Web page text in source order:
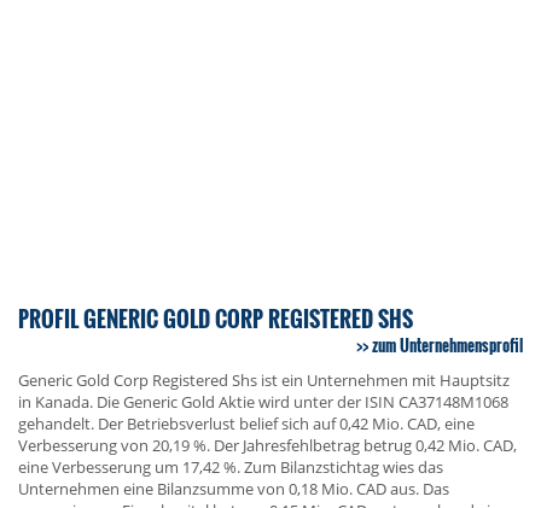
PROFIL GENERIC GOLD CORP REGISTERED SHS
zum Unternehmensprofil
Generic Gold Corp Registered Shs ist ein Unternehmen mit Hauptsitz
in Kanada. Die Generic Gold Aktie wird unter der ISIN CA37148M1068
gehandelt. Der Betriebsverlust belief sich auf 0,42 Mio. CAD, eine
Verbesserung von 20,19 %. Der Jahresfehlbetrag betrug 0,42 Mio. CAD,
eine Verbesserung um 17,42 %. Zum Bilanzstichtag wies das
Unternehmen eine Bilanzsumme von 0,18 Mio. CAD aus. Das